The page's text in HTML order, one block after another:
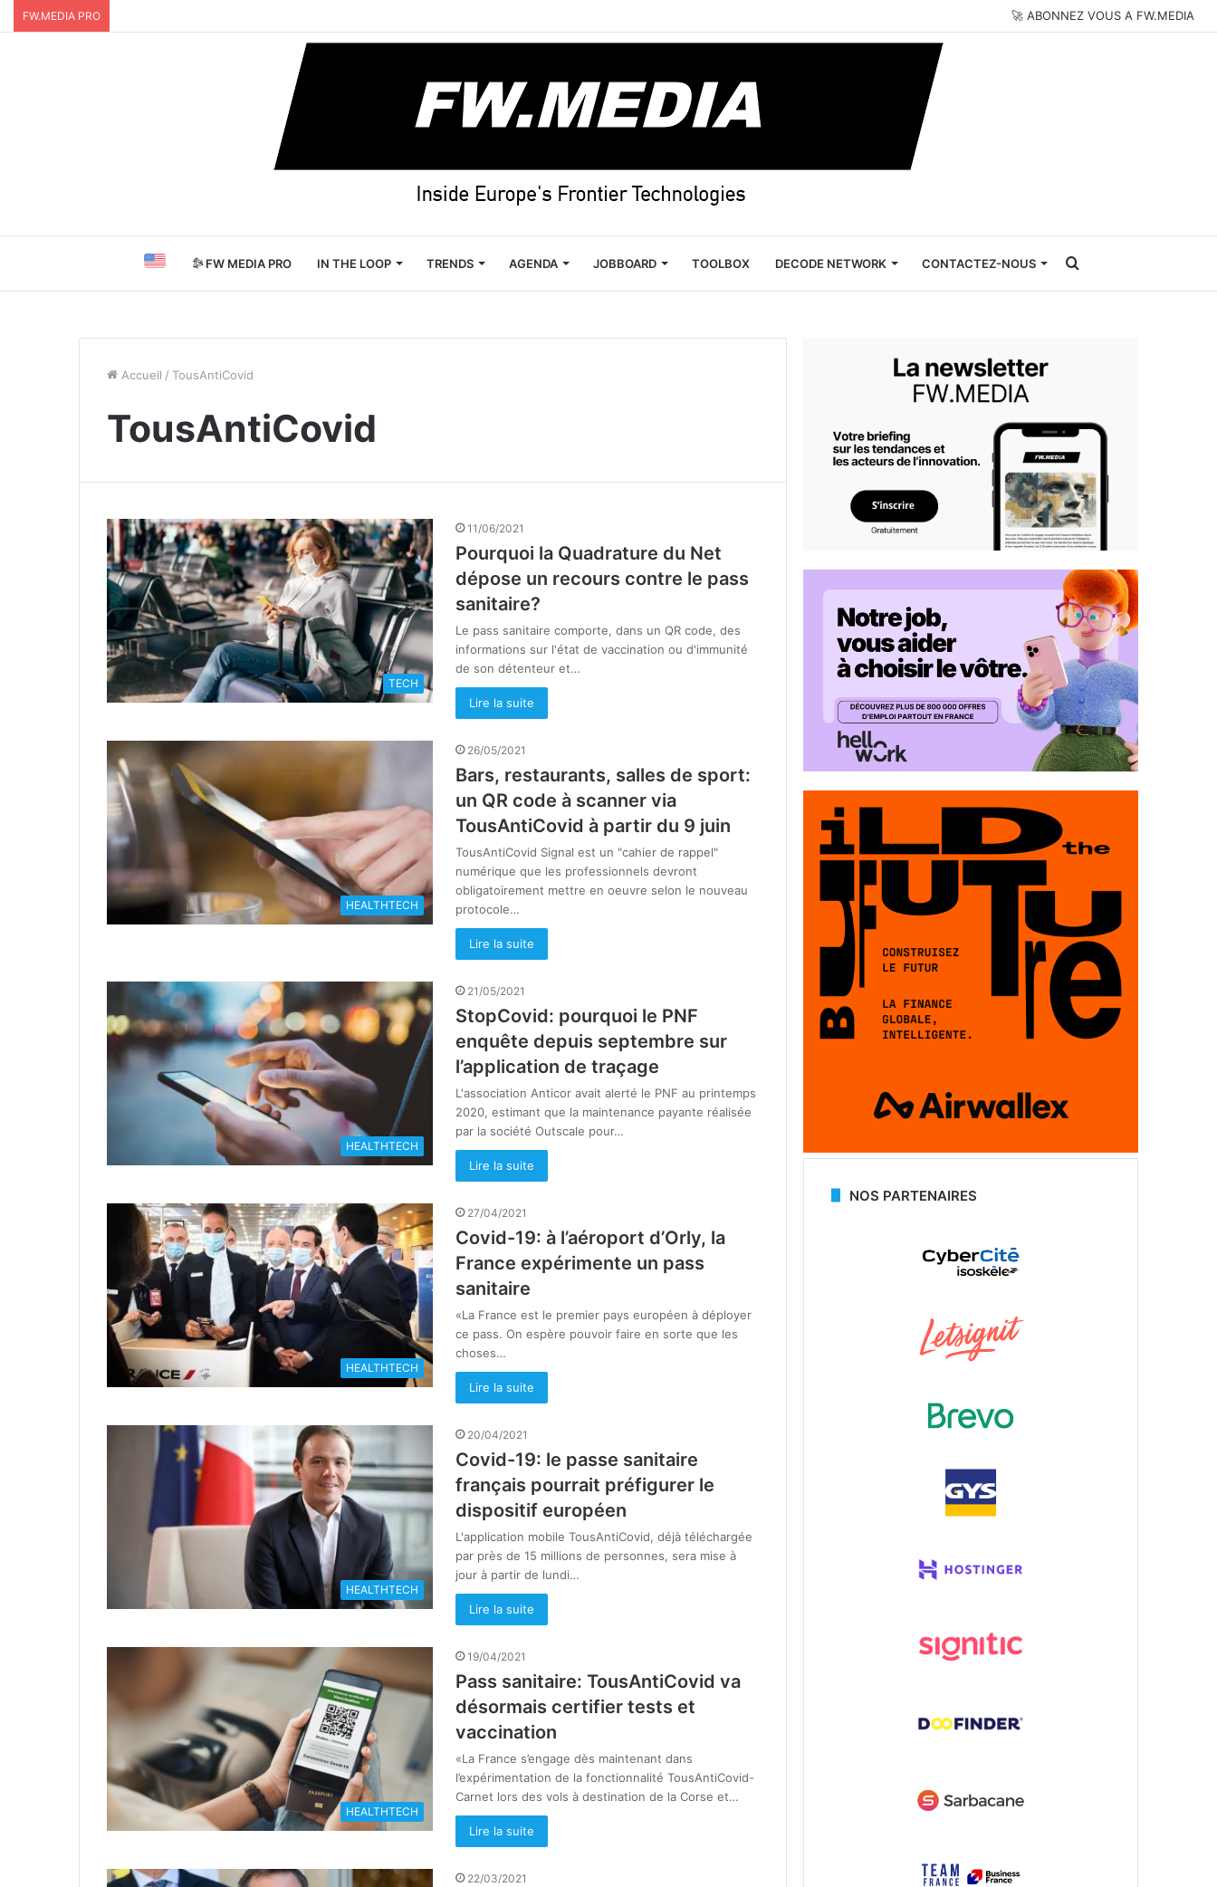
FW.MEDIA PRO 🚀 ABONNEZ VOUS A FW.MEDIA
FW MEDIA PRO IN THE LOOP TRENDS AGENDA JOBBOARD TOOLBOX DECODE NETWORK CONTACTEZ-NOUS Rechercher
Accueil / TousAntiCovid
TousAntiCovid
TECH
11/06/2021
Pourquoi la Quadrature du Net
dépose un recours contre le pass
sanitaire?
Le pass sanitaire comporte, dans un QR code, des
informations sur l'état de vaccination ou d'immunité
de son détenteur et…
Lire la suite
HEALTHTECH
26/05/2021
Bars, restaurants, salles de sport:
un QR code à scanner via
TousAntiCovid à partir du 9 juin
TousAntiCovid Signal est un "cahier de rappel"
numérique que les professionnels devront
obligatoirement mettre en oeuvre selon le nouveau
protocole…
Lire la suite
HEALTHTECH
21/05/2021
StopCovid: pourquoi le PNF
enquête depuis septembre sur
l’application de traçage
L'association Anticor avait alerté le PNF au printemps
2020, estimant que la maintenance payante réalisée
par la société Outscale pour…
Lire la suite
HEALTHTECH
27/04/2021
Covid-19: à l’aéroport d’Orly, la
France expérimente un pass
sanitaire
«La France est le premier pays européen à déployer
ce pass. On espère pouvoir faire en sorte que les
choses…
Lire la suite
HEALTHTECH
20/04/2021
Covid-19: le passe sanitaire
français pourrait préfigurer le
dispositif européen
L'application mobile TousAntiCovid, déjà téléchargée
par près de 15 millions de personnes, sera mise à
jour à partir de lundi…
Lire la suite
HEALTHTECH
19/04/2021
Pass sanitaire: TousAntiCovid va
désormais certifier tests et
vaccination
«La France s’engage dès maintenant dans
l’expérimentation de la fonctionnalité TousAntiCovid-
Carnet lors des vols à destination de la Corse et…
Lire la suite
22/03/2021
NOS PARTENAIRES